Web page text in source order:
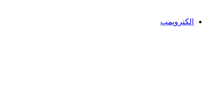
الکتروپمپ